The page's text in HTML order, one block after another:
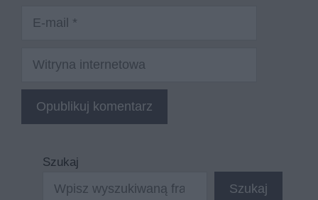
Witryna
internetowa
Szukaj
Szukaj